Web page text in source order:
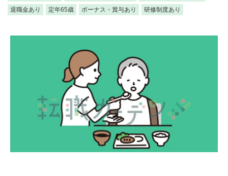
退職金あり
定年65歳 ボーナス・賞与あり 研修制度あり